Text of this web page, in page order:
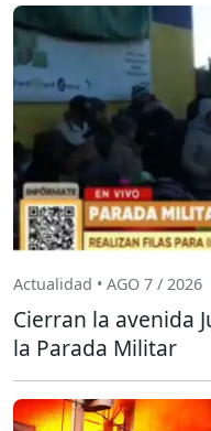
Actualidad • AGO 7 / 2026
Cierran la avenida
la Parada Militar